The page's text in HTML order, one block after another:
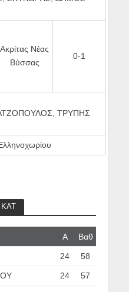
Ακρίτας Νέας
Βύσσας
0-1
ΤΡΥΠΗΣ
Α Βαθ
24 58
24 57